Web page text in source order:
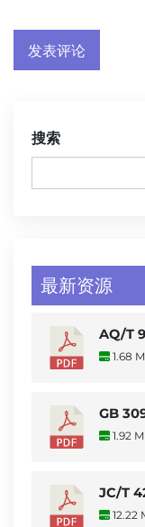
搜索
最新资源
AQ/T
1.68
GB
1.92
JC/T
12.22